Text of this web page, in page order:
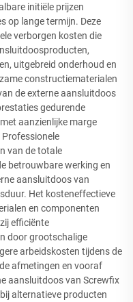
initiële prijzen
op lange termijn. Deze
verborgen kosten die
uitgebreid onderhoud en
constructiematerialen
de externe aansluitdoos
gedurende
aanzienlijke marge
van de totale
betrouwbare werking en
aansluitdoos van
Het kosteneffectieve
en componenten
efficiënte
door grootschalige
arbeidskosten tijdens de
afmetingen en vooraf
aansluitdoos van Screwfix
alternatieve producten